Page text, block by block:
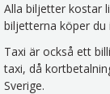
Alla biljetter kostar
biljetterna köper du
Taxi är också ett
taxi, då
Sverige.